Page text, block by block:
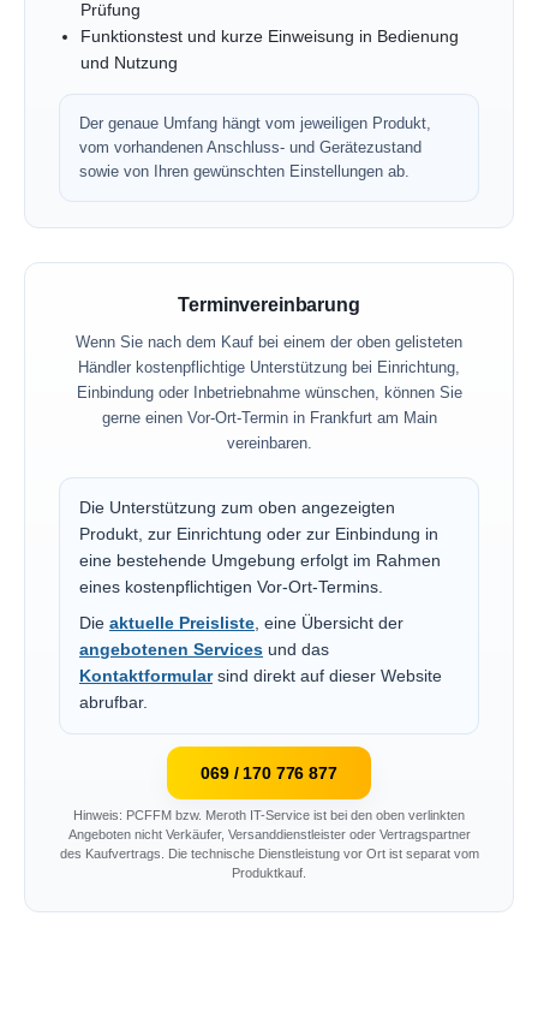
Prüfung
Funktionstest und kurze Einweisung in Bedienung
und Nutzung
Der genaue Umfang hängt vom jeweiligen Produkt,
vom vorhandenen Anschluss- und Gerätezustand
sowie von Ihren gewünschten Einstellungen ab.
Terminvereinbarung
Wenn Sie nach dem Kauf bei einem der oben gelisteten
Händler kostenpflichtige Unterstützung bei Einrichtung,
Einbindung oder Inbetriebnahme wünschen, können Sie
gerne einen Vor-Ort-Termin in Frankfurt am Main
vereinbaren.
Die Unterstützung zum oben angezeigten
Produkt, zur Einrichtung oder zur Einbindung in
eine bestehende Umgebung erfolgt im Rahmen
eines kostenpflichtigen Vor-Ort-Termins.
Die aktuelle Preisliste, eine Übersicht der
angebotenen Services und das
Kontaktformularsind direkt auf dieser Website
abrufbar.
069 / 170 776 877
Hinweis: PCFFM bzw. Meroth IT-Service ist bei den oben verlinkten
Angeboten nicht Verkäufer, Versanddienstleister oder Vertragspartner
des Kaufvertrags. Die technische Dienstleistung vor Ort ist separat vom
Produktkauf.